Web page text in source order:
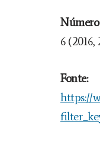
Número
6 (2016,
Fonte:
https://